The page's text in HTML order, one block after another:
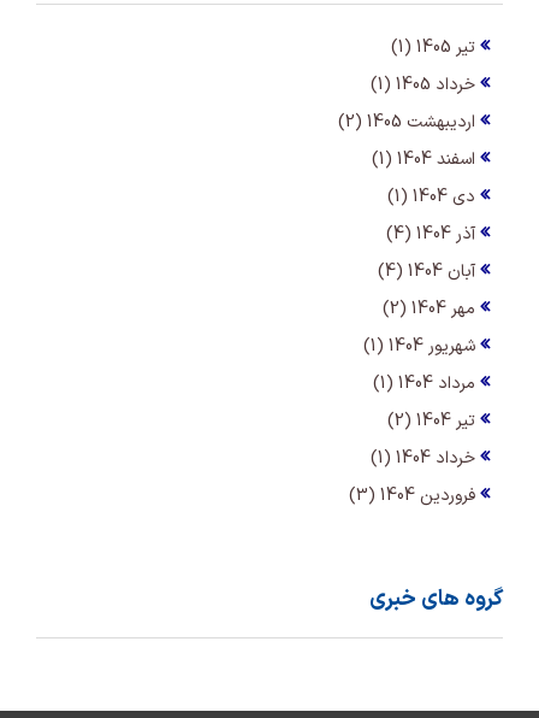
تیر 1405 (1)
خرداد 1405 (1)
اردیبهشت 1405 (2)
اسفند 1404 (1)
دی 1404 (1)
آذر 1404 (4)
آبان 1404 (4)
مهر 1404 (2)
شهریور 1404 (1)
مرداد 1404 (1)
تیر 1404 (2)
خرداد 1404 (1)
فروردین 1404 (3)
گروه های خبری